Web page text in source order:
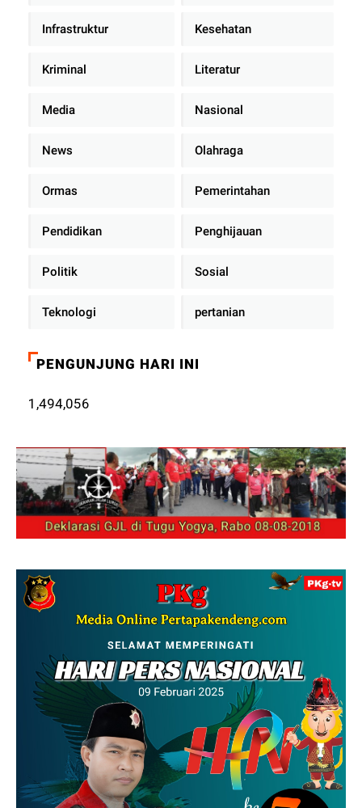
Infrastruktur Kesehatan
Kriminal Literatur
Media Nasional
News Olahraga
Ormas Pemerintahan
Pendidikan Penghijauan
Politik Sosial
Teknologi pertanian
PENGUNJUNG HARI INI
1,494,056